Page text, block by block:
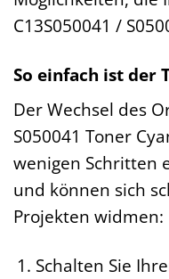
C13S050041 /
So einfach ist der
Der Wechsel des
S050041 Toner
wenigen Schritten
und können sich
Projekten widmen:
Schalten Sie